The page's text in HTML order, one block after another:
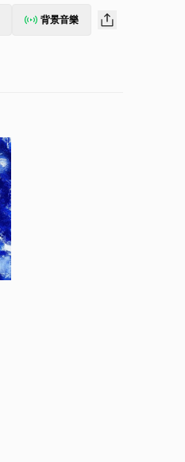
背景音樂